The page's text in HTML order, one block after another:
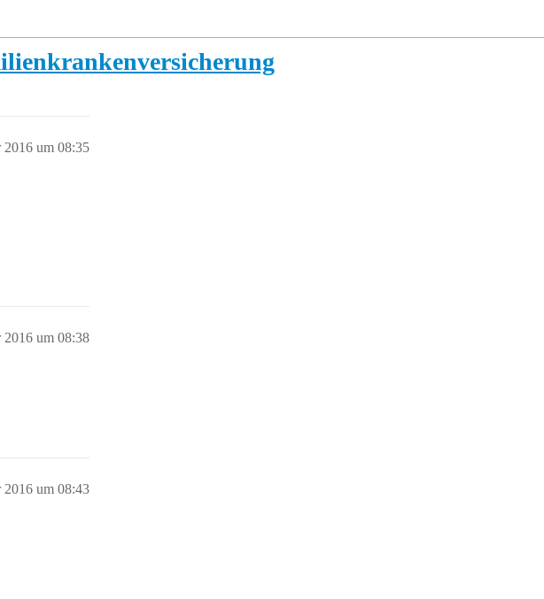
2016 um 08:35
2016 um 08:38
2016 um 08:43